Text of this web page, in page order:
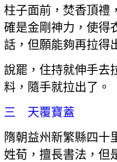
柱子面前，焚香頂禮
確是金剛神力，使得
話，但願能夠再拉得
說罷，住持就伸手去
料，隨手就拉出了。
三 天覆寶蓋
隋朝益州新繁縣四十
姓荀，擅長書法，但